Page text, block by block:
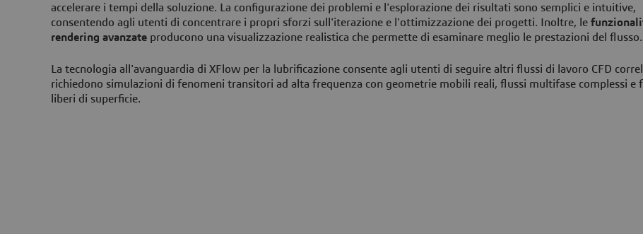
accelerare i tempi della soluzione. La configurazione dei problemi e l'esplorazione dei risultati sono semplici e intuitive,
consentendo agli utenti di concentrare i propri sforzi sull'iterazione e l'ottimizzazione dei progetti. Inoltre, le
rendering avanzate producono una visualizzazione realistica che permette di esaminare meglio le prestazioni del flusso.
La tecnologia all'avanguardia di XFlow per la lubrificazione consente agli utenti di seguire altri flussi di lavoro CFD
richiedono simulazioni di fenomeni transitori ad alta frequenza con geometrie mobili reali, flussi multifase complessi e
liberi di superficie.